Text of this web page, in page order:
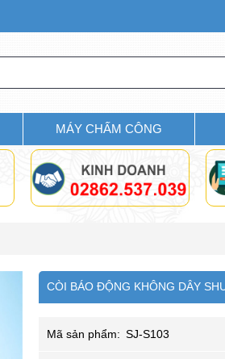
MÁY CHẤM CÔNG
CÒI BÁO ĐỘNG KHÔNG DÂY
Mã sản phẩm: SJ-S103